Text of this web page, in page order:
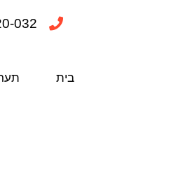
032
בית